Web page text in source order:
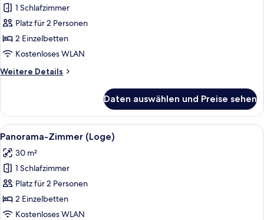
Studiosuite
anzeigen
1 Schlafzimmer
Platz für 2 Personen
2 Einzelbetten
Kostenloses WLAN
Weitere Details
Weitere
Daten auswählen und Preise sehen
Alle
Fotos
für
Panorama-
Zimmer
(Loge)
anzeigen
Ein Hotelzimmer mit einer
4
Panorama-Zimmer (Loge)
30 m²
1 Schlafzimmer
Platz für 2 Personen
2 Einzelbetten
Kostenloses WLAN